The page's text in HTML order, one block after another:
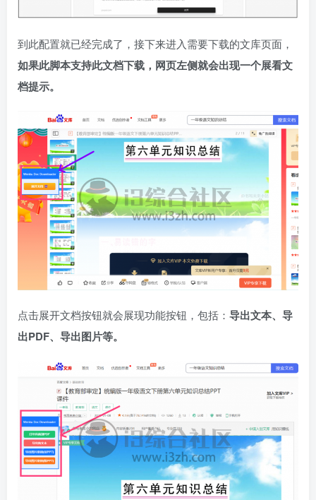
到此配置就已经完成了，接下来进入需要下载的文库页面，
如果此脚本支持此文档下载，网页左侧就会出现一个展看文
档提示。
点击展开文档按钮就会展现功能按钮，包括： 导出文本、导
出PDF、导出图片等。